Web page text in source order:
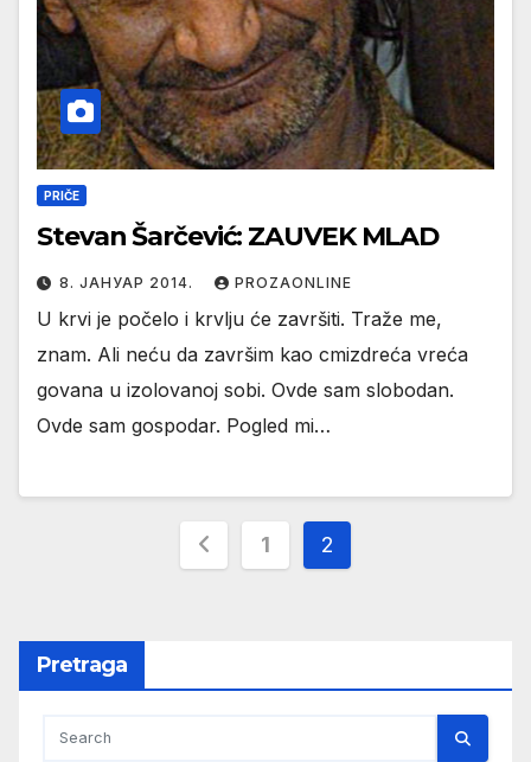
PRIČE
Stevan Šarčević: ZAUVEK MLAD
8. ЈАНУАР 2014. PROZAONLINE
U krvi je počelo i krvlju će završiti. Traže me,
znam. Ali neću da završim kao cmizdreća vreća
govana u izolovanoj sobi. Ovde sam slobodan.
Ovde sam gospodar. Pogled mi…
Пагинација
1 2
Pretraga